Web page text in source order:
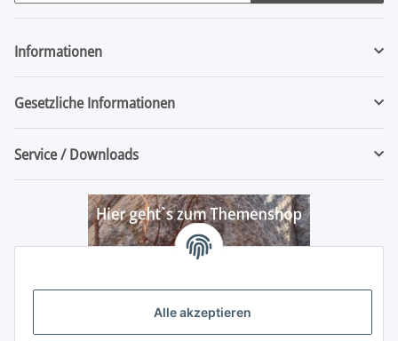
Alle akzeptieren
Newsletter Abonnieren
Informationen
Gesetzliche Informationen
Service / Downloads